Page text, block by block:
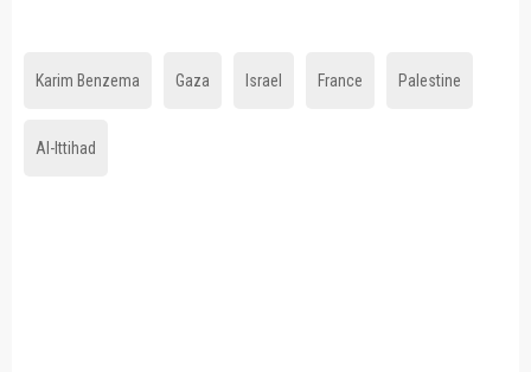
Karim Benzema Gaza Israel France Palestine
Al-Ittihad